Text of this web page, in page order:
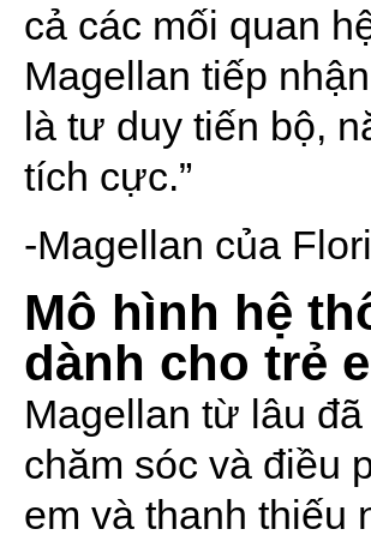
cả các mối quan
Magellan tiếp
là tư duy tiến bộ,
tích cực.”
-Magellan của
Mô hình hệ
dành cho trẻ
Magellan từ lâu
chăm sóc và điều
em và thanh thiếu